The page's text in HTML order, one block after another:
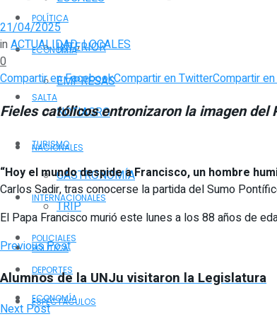
POLÍTICA
ECONOMÍA
EMPRESAS
NOTIAGRO
TURISMO
GASTRONOMÍA
TRIP
POLICIALES
DEPORTES
ESPECTÁCULOS
INTERIOR
SALTA
NACIONALES
INTERNACIONALES
POLÍTICA
ECONOMÍA
21/04/2025
inACTUALIDAD,LOCALES
0
Compartir en FacebookCompartir en TwitterCompartir
Fieles católicos entronizaron la imagen del
“Hoy el mundo despide a Francisco, un hombre
Carlos Sadir, tras conocerse la partida del Sumo
El Papa Francisco murió este lunes a los 88 años de
Previous Post
Alumnos de la UNJu visitaron la Legislatura
Next Post